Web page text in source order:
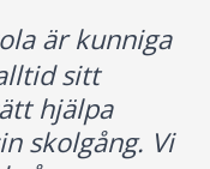
är kunniga
sitt
hjälpa
skolgång. Vi